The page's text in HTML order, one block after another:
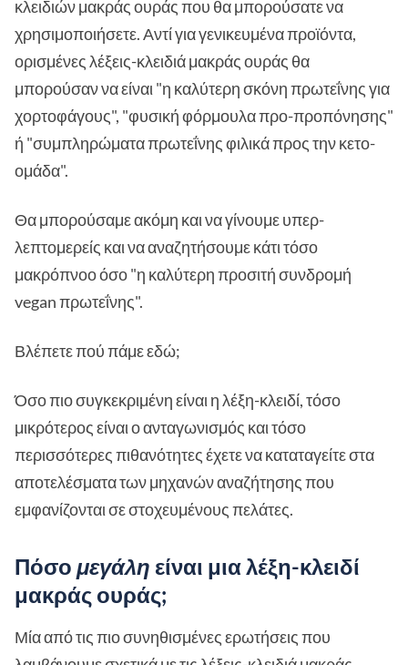
κλειδιών μακράς ουράς που θα μπορούσατε να
χρησιμοποιήσετε. Αντί για γενικευμένα προϊόντα,
ορισμένες λέξεις-κλειδιά μακράς ουράς θα
μπορούσαν να είναι "η καλύτερη σκόνη πρωτεΐνης για
χορτοφάγους", "φυσική φόρμουλα προ-προπόνησης"
ή "συμπληρώματα πρωτεΐνης φιλικά προς την κετο-
ομάδα".
Θα μπορούσαμε ακόμη και να γίνουμε υπερ-
λεπτομερείς και να αναζητήσουμε κάτι τόσο
μακρόπνοο όσο "η καλύτερη προσιτή συνδρομή
vegan πρωτεΐνης".
Βλέπετε πού πάμε εδώ;
Όσο πιο συγκεκριμένη είναι η λέξη-κλειδί, τόσο
μικρότερος είναι ο ανταγωνισμός και τόσο
περισσότερες πιθανότητες έχετε να καταταγείτε στα
αποτελέσματα των μηχανών αναζήτησης που
εμφανίζονται σε στοχευμένους πελάτες.
Πόσο μεγάλη είναι μια λέξη-κλειδί
μακράς ουράς;
Μία από τις πιο συνηθισμένες ερωτήσεις που